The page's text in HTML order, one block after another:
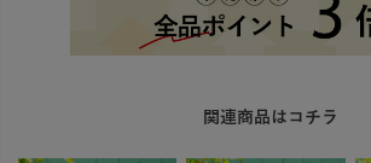
関連商品はコチラ